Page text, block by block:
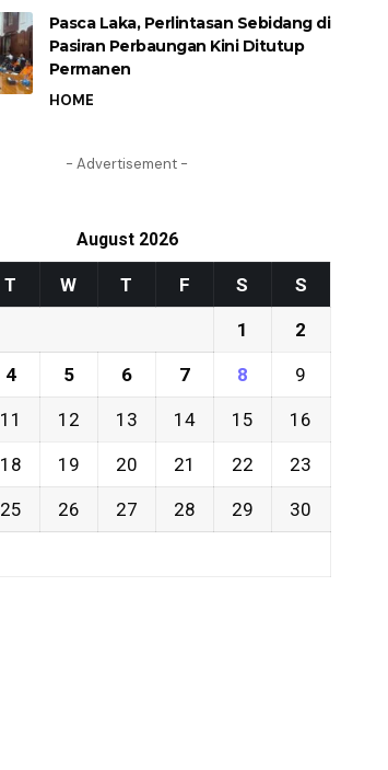
Pasca Laka, Perlintasan Sebidang di
Pasiran Perbaungan Kini Ditutup
Permanen
HOME
- Advertisement -
August 2026
T W T F S S
1 2
4 5 6 7 8 9
11 12 13 14 15 16
18 19 20 21 22 23
25 26 27 28 29 30